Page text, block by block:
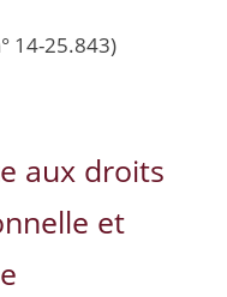
14-25.843)
aux droits
et